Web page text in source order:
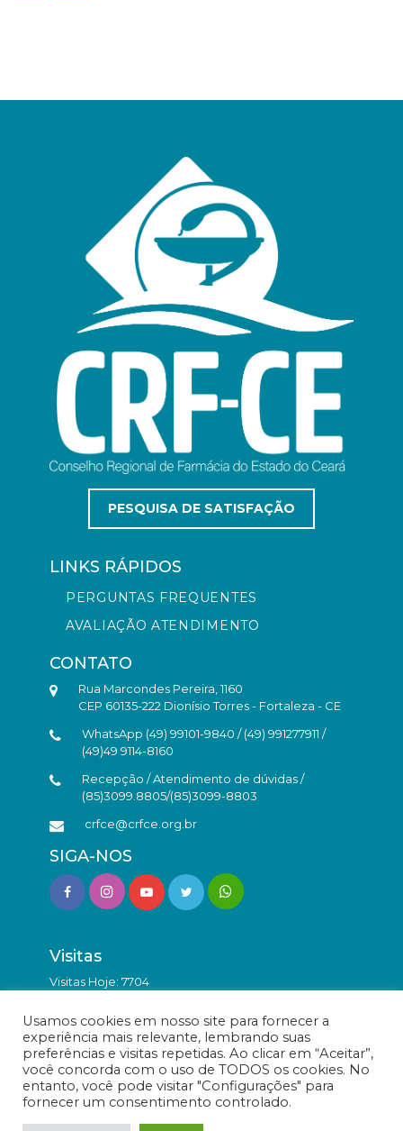
PESQUISA DE SATISFAÇÃO
LINKS RÁPIDOS
PERGUNTAS FREQUENTES
AVALIAÇÃO ATENDIMENTO
CONTATO
Rua Marcondes Pereira, 1160
CEP 60135-222 Dionísio Torres - Fortaleza - CE
WhatsApp (49) 99101-9840 / (49) 991277911 /
(49)49 9114-8160
Recepção / Atendimento de dúvidas /
(85)3099.8805/(85)3099-8803
crfce@crfce.org.br
SIGA-NOS
Visitas
Visitas Hoje: 7704
Usamos cookies em nosso site para fornecer a
experiência mais relevante, lembrando suas
preferências e visitas repetidas. Ao clicar em “Aceitar”,
você concorda com o uso de TODOS os cookies. No
entanto, você pode visitar "Configurações" para
fornecer um consentimento controlado.